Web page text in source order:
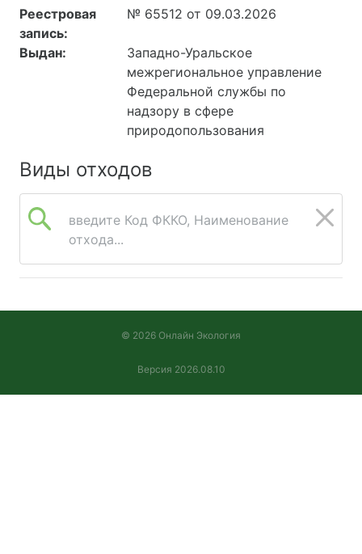
П)
Удмуртская, Дебесский
р-н, территория
Смольниковское
нефтяное
месторождение
Реестровая
запись:
№ 65512 от 09.03.2026
Выдан:
Западно-Уральское
межрегиональное управление
Федеральной службы по
надзору в сфере
природопользования
Виды отходов
введите Код ФККО, Наименование
отхода...
© 2026 Онлайн Экология
Версия 2026.08.10